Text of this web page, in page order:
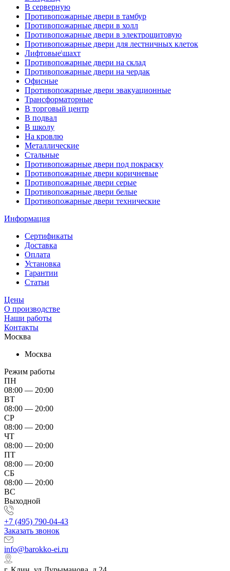
В серверную
Противопожарные двери в тамбур
Противопожарные двери в холл
Противопожарные двери в электрощитовую
Противопожарные двери для лестничных клеток
Лифтовые\шахт
Противопожарные двери на склад
Противопожарные двери на чердак
Офисные
Противопожарные двери эвакуационные
Трансформаторные
В торговый центр
В подвал
В школу
На кровлю
Металлические
Стальные
Противопожарные двери под покраску
Противопожарные двери коричневые
Противопожарные двери серые
Противопожарные двери белые
Противопожарные двери технические
Информация
Сертификаты
Доставка
Оплата
Установка
Гарантии
Статьи
Цены
О производстве
Наши работы
Контакты
Москва
Москва
Режим работы
ПН
08:00 — 20:00
ВТ
08:00 — 20:00
СР
08:00 — 20:00
ЧТ
08:00 — 20:00
ПТ
08:00 — 20:00
СБ
08:00 — 20:00
ВС
Выходной
+7 (495) 790-04-43
Заказать звонок
info@barokko-ei.ru